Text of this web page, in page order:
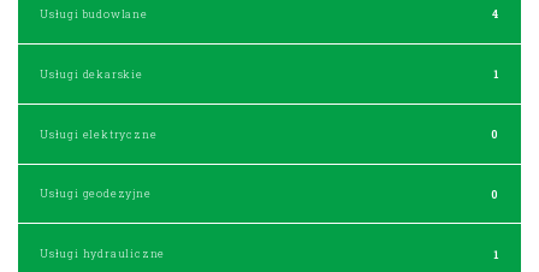
Usługi budowlane 4
Usługi dekarskie 1
Usługi elektryczne 0
Usługi geodezyjne 0
Usługi hydrauliczne 1